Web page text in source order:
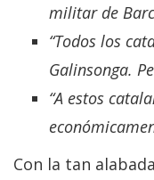
militar de
“Todos los
Galinsonga.
“A estos
Con la tan